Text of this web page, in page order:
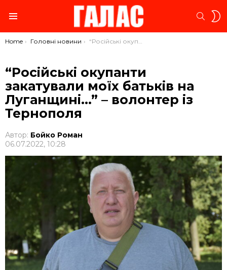
You are here:
Home Головні новини “Російські окупанти закатували моїх батьків на Луганщині…” – волонтер із Тернополя
“Російські окупанти
закатували моїх батьків на
Луганщині…” – волонтер із
Тернополя
Автор: Бойко Роман
06.07.2022, 10:28